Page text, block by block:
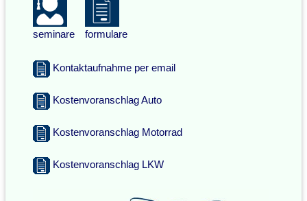
seminare formulare
Kontaktaufnahme per email
Kostenvoranschlag Auto
Kostenvoranschlag Motorrad
Kostenvoranschlag LKW